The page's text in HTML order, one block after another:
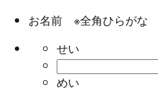
お名前 ※全角ひらがな
せい
めい